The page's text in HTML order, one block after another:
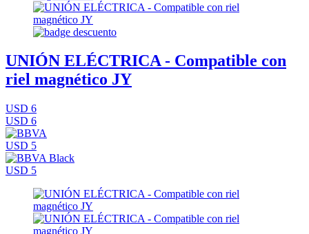
UNIÓN ELÉCTRICA - Compatible con
riel magnético JY
USD 6
USD 6
USD 5
USD 5